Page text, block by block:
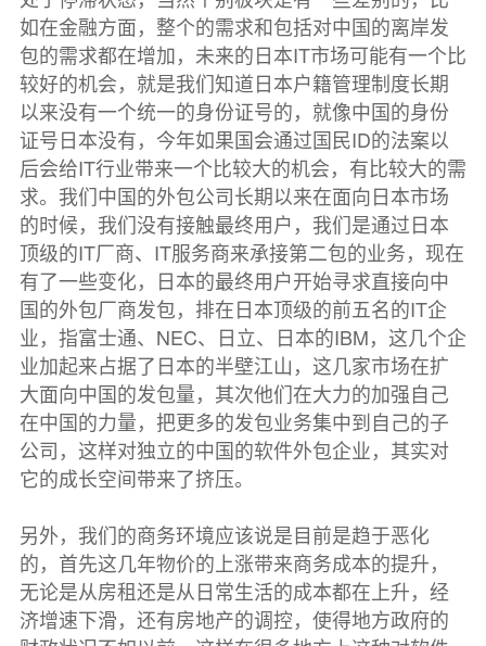
如在金融方面，整个的需求和包括对中国的离岸发
包的需求都在增加，未来的日本IT市场可能有一个比
较好的机会，就是我们知道日本户籍管理制度长期
以来没有一个统一的身份证号的，就像中国的身份
证号日本没有，今年如果国会通过国民ID的法案以
后会给IT行业带来一个比较大的机会，有比较大的需
求。我们中国的外包公司长期以来在面向日本市场
的时候，我们没有接触最终用户，我们是通过日本
顶级的IT厂商、IT服务商来承接第二包的业务，现在
有了一些变化，日本的最终用户开始寻求直接向中
国的外包厂商发包，排在日本顶级的前五名的IT企
业，指富士通、NEC、日立、日本的IBM，这几个企
业加起来占据了日本的半壁江山，这几家市场在扩
大面向中国的发包量，其次他们在大力的加强自己
在中国的力量，把更多的发包业务集中到自己的子
公司，这样对独立的中国的软件外包企业，其实对
它的成长空间带来了挤压。
另外，我们的商务环境应该说是目前是趋于恶化
的，首先这几年物价的上涨带来商务成本的提升，
无论是从房租还是从日常生活的成本都在上升，经
济增速下滑，还有房地产的调控，使得地方政府的